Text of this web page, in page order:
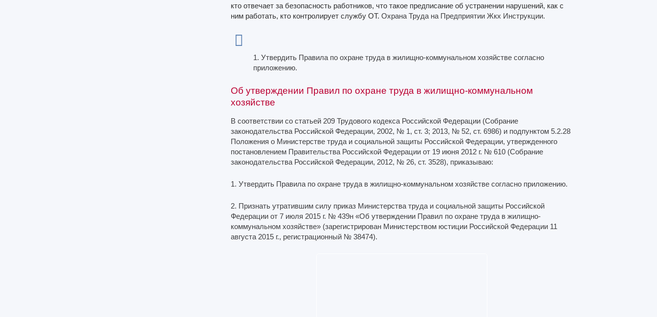
кто отвечает за безопасность работников, что такое предписание об устранении нарушений, как с
ним работать, кто контролирует службу ОТ. Охрана Труда на Предприятии Жкх Инструкции.
1. Утвердить Правила по охране труда в жилищно-коммунальном хозяйстве согласно
приложению.
Об утверждении Правил по охране труда в жилищно-коммунальном
хозяйстве
В соответствии со статьей 209 Трудового кодекса Российской Федерации (Собрание
законодательства Российской Федерации, 2002, № 1, ст. 3; 2013, № 52, ст. 6986) и подпунктом 5.2.28
Положения о Министерстве труда и социальной защиты Российской Федерации, утвержденного
постановлением Правительства Российской Федерации от 19 июня 2012 г. № 610 (Собрание
законодательства Российской Федерации, 2012, № 26, ст. 3528), приказываю:
1. Утвердить Правила по охране труда в жилищно-коммунальном хозяйстве согласно приложению.
2. Признать утратившим силу приказ Министерства труда и социальной защиты Российской
Федерации от 7 июля 2015 г. № 439н «Об утверждении Правил по охране труда в жилищно-
коммунальном хозяйстве» (зарегистрирован Министерством юстиции Российской Федерации 11
августа 2015 г., регистрационный № 38474).